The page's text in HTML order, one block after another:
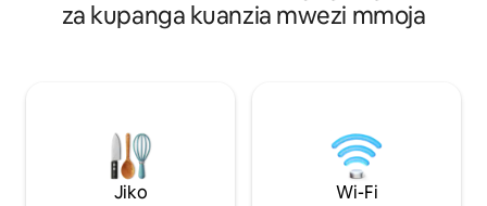
za kupanga kuanzia mwezi mmoja
Jiko Wi-Fi